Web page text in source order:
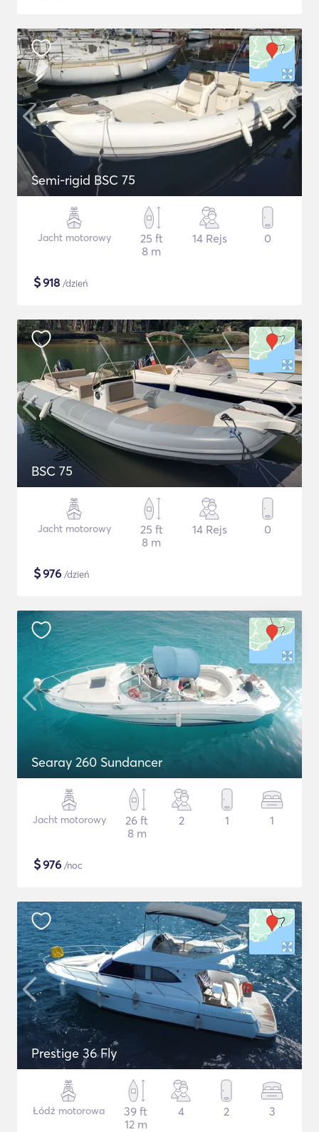
Semi-rigid BSC 75
Jacht motorowy
25 ft
8 m
14 Rejs 0
$918 /dzień
BSC 75
Jacht motorowy
25 ft
8 m
14 Rejs 0
$976 /dzień
Searay 260 Sundancer
Jacht motorowy
26 ft
8 m
2 1 1
$976 /noc
Prestige 36 Fly
Łódź motorowa
39 ft
12 m
4 2 3